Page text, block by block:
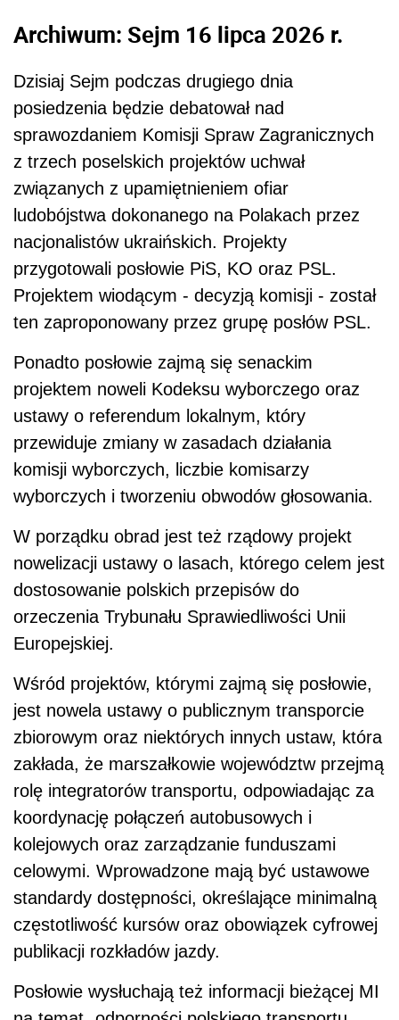
Archiwum: Sejm 16 lipca 2026 r.
Dzisiaj Sejm podczas drugiego dnia
posiedzenia będzie debatował nad
sprawozdaniem Komisji Spraw Zagranicznych
z trzech poselskich projektów uchwał
związanych z upamiętnieniem ofiar
ludobójstwa dokonanego na Polakach przez
nacjonalistów ukraińskich. Projekty
przygotowali posłowie PiS, KO oraz PSL.
Projektem wiodącym - decyzją komisji - został
ten zaproponowany przez grupę posłów PSL.
Ponadto posłowie zajmą się senackim
projektem noweli Kodeksu wyborczego oraz
ustawy o referendum lokalnym, który
przewiduje zmiany w zasadach działania
komisji wyborczych, liczbie komisarzy
wyborczych i tworzeniu obwodów głosowania.
W porządku obrad jest też rządowy projekt
nowelizacji ustawy o lasach, którego celem jest
dostosowanie polskich przepisów do
orzeczenia Trybunału Sprawiedliwości Unii
Europejskiej.
Wśród projektów, którymi zajmą się posłowie,
jest nowela ustawy o publicznym transporcie
zbiorowym oraz niektórych innych ustaw, która
zakłada, że marszałkowie województw przejmą
rolę integratorów transportu, odpowiadając za
koordynację połączeń autobusowych i
kolejowych oraz zarządzanie funduszami
celowymi. Wprowadzone mają być ustawowe
standardy dostępności, określające minimalną
częstotliwość kursów oraz obowiązek cyfrowej
publikacji rozkładów jazdy.
Posłowie wysłuchają też informacji bieżącej MI